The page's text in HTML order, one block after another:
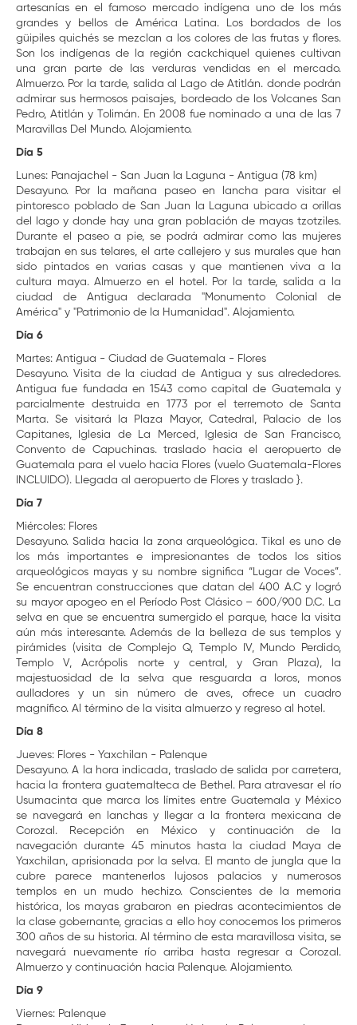
artesanías en el famoso mercado indígena uno de los más
grandes y bellos de América Latina. Los bordados de los
güipiles quichés se mezclan a los colores de las frutas y flores.
Son los indígenas de la región cackchiquel quienes cultivan
una gran parte de las verduras vendidas en el mercado.
Almuerzo. Por la tarde, salida al Lago de Atitlán. donde podrán
admirar sus hermosos paisajes, bordeado de los Volcanes San
Pedro, Atitlán y Tolimán. En 2008 fue nominado a una de las 7
Maravillas Del Mundo. Alojamiento.
Día 5
Lunes: Panajachel - San Juan la Laguna - Antigua (78 km)
Desayuno. Por la mañana paseo en lancha para visitar el
pintoresco poblado de San Juan la Laguna ubicado a orillas
del lago y donde hay una gran población de mayas tzotziles.
Durante el paseo a pie, se podrá admirar como las mujeres
trabajan en sus telares, el arte callejero y sus murales que han
sido pintados en varias casas y que mantienen viva a la
cultura maya. Almuerzo en el hotel. Por la tarde, salida a la
ciudad de Antigua declarada "Monumento Colonial de
América" y "Patrimonio de la Humanidad". Alojamiento.
Día 6
Martes: Antigua - Ciudad de Guatemala - Flores
Desayuno. Visita de la ciudad de Antigua y sus alrededores.
Antigua fue fundada en 1543 como capital de Guatemala y
parcialmente destruida en 1773 por el terremoto de Santa
Marta. Se visitará la Plaza Mayor, Catedral, Palacio de los
Capitanes, Iglesia de La Merced, Iglesia de San Francisco,
Convento de Capuchinas. traslado hacia el aeropuerto de
Guatemala para el vuelo hacia Flores (vuelo Guatemala-Flores
INCLUIDO). Llegada al aeropuerto de Flores y traslado }.
Día 7
Miércoles: Flores
Desayuno. Salida hacia la zona arqueológica. Tikal es uno de
los más importantes e impresionantes de todos los sitios
arqueológicos mayas y su nombre significa “Lugar de Voces”.
Se encuentran construcciones que datan del 400 A.C y logró
su mayor apogeo en el Período Post Clásico – 600/900 D.C. La
selva en que se encuentra sumergido el parque, hace la visita
aún más interesante. Además de la belleza de sus templos y
pirámides (visita de Complejo Q, Templo IV, Mundo Perdido,
Templo V, Acrópolis norte y central, y Gran Plaza), la
majestuosidad de la selva que resguarda a loros, monos
aulladores y un sin número de aves, ofrece un cuadro
magnífico. Al término de la visita almuerzo y regreso al hotel.
Día 8
Jueves: Flores - Yaxchilan - Palenque
Desayuno. A la hora indicada, traslado de salida por carretera,
hacia la frontera guatemalteca de Bethel. Para atravesar el río
Usumacinta que marca los límites entre Guatemala y México
se navegará en lanchas y llegar a la frontera mexicana de
Corozal. Recepción en México y continuación de la
navegación durante 45 minutos hasta la ciudad Maya de
Yaxchilan, aprisionada por la selva. El manto de jungla que la
cubre parece mantenerlos lujosos palacios y numerosos
templos en un mudo hechizo. Conscientes de la memoria
histórica, los mayas grabaron en piedras acontecimientos de
la clase gobernante, gracias a ello hoy conocemos los primeros
300 años de su historia. Al término de esta maravillosa visita, se
navegará nuevamente río arriba hasta regresar a Corozal.
Almuerzo y continuación hacia Palenque. Alojamiento.
Día 9
Viernes: Palenque